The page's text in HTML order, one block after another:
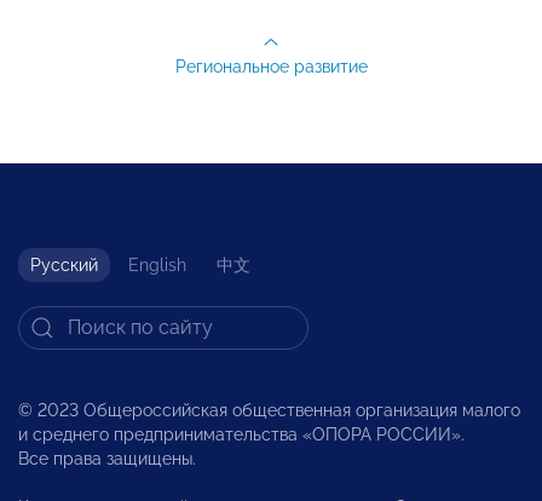
Региональное развитие
Русский English 中文
© 2023 Общероссийская общественная организация малого
и среднего предпринимательства «ОПОРА РОССИИ».
Все права защищены.